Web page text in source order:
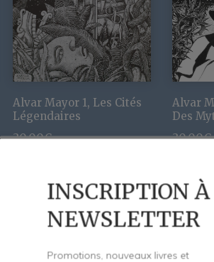
Alvar Mayor 1, Les Cités
Légendaires
30,00€
Alvar
Des
30,00€
INSCRIPTION
NEWSLETTER
Promotions, nouveaux livres et